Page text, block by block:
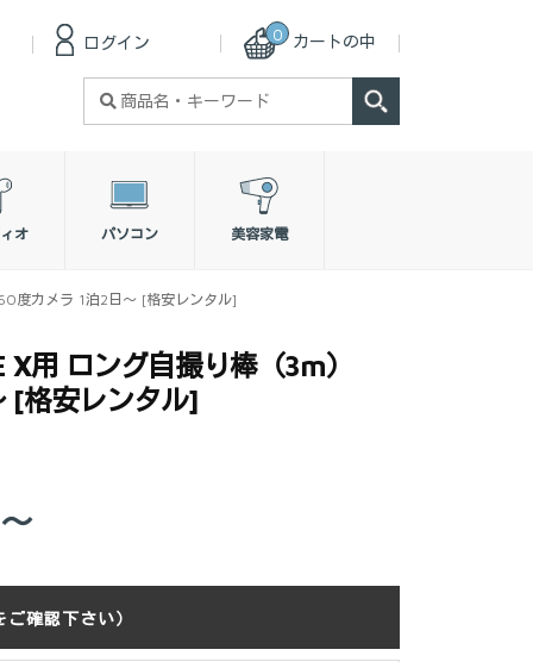
カートの中
0
ログイン
オ パソコン 美容家電
度カメラ 1泊2日～ [格安レンタル]
用 ロング自撮り棒（3m）
[格安レンタル]
ご確認下さい）